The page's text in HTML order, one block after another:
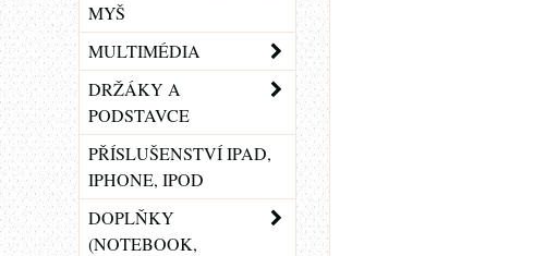
MYŠ
MULTIMÉDIA
DRŽÁKY A
PODSTAVCE
PŘÍSLUŠENSTVÍ IPAD,
IPHONE, IPOD
DOPLŇKY
(NOTEBOOK,